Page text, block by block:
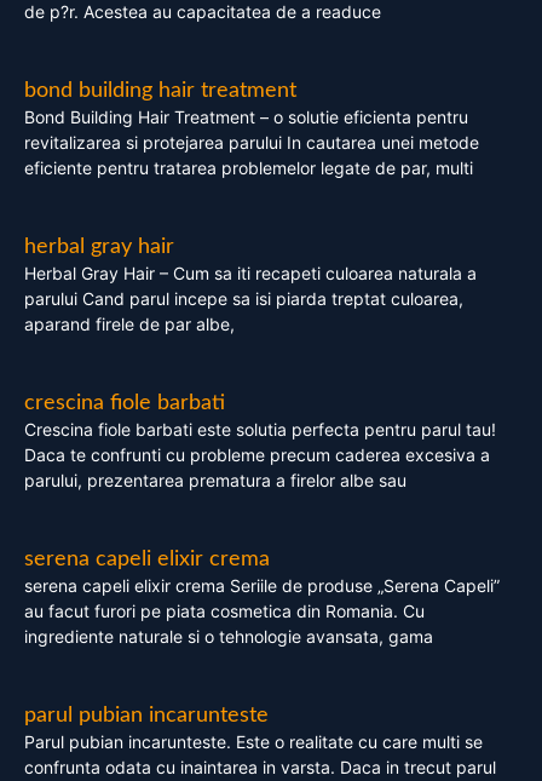
de p?r. Acestea au capacitatea de a readuce
bond building hair treatment
Bond Building Hair Treatment – o solutie eficienta pentru
revitalizarea si protejarea parului In cautarea unei metode
eficiente pentru tratarea problemelor legate de par, multi
herbal gray hair
Herbal Gray Hair – Cum sa iti recapeti culoarea naturala a
parului Cand parul incepe sa isi piarda treptat culoarea,
aparand firele de par albe,
crescina fiole barbati
Crescina fiole barbati este solutia perfecta pentru parul tau!
Daca te confrunti cu probleme precum caderea excesiva a
parului, prezentarea prematura a firelor albe sau
serena capeli elixir crema
serena capeli elixir crema Seriile de produse „Serena Capeli”
au facut furori pe piata cosmetica din Romania. Cu
ingrediente naturale si o tehnologie avansata, gama
parul pubian incarunteste
Parul pubian incarunteste. Este o realitate cu care multi se
confrunta odata cu inaintarea in varsta. Daca in trecut parul